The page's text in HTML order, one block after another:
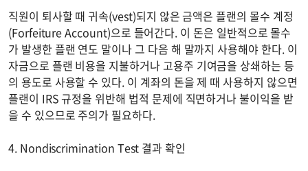
직원이 퇴사할 때 귀속(vest)되지 않은 금액은 플랜의 몰수 계정
(Forfeiture Account)으로 들어간다. 이 돈은 일반적으로 몰수
가 발생한 플랜 연도 말이나 그 다음 해 말까지 사용해야 한다. 이
자금으로 플랜 비용을 지불하거나 고용주 기여금을 상쇄하는 등
의 용도로 사용할 수 있다. 이 계좌의 돈을 제 때 사용하지 않으면
플랜이 IRS 규정을 위반해 법적 문제에 직면하거나 불이익을 받
을 수 있으므로 주의가 필요하다.
4. Nondiscrimination Test 결과 확인